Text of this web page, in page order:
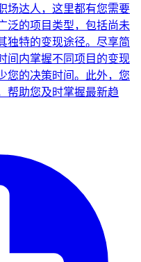
场达人，这里都有您需要
泛的项目类型，包括尚未
独特的变现途径。尽享简
间内掌握不同项目的变现
您的决策时间。此外，您
帮助您及时掌握最新趋